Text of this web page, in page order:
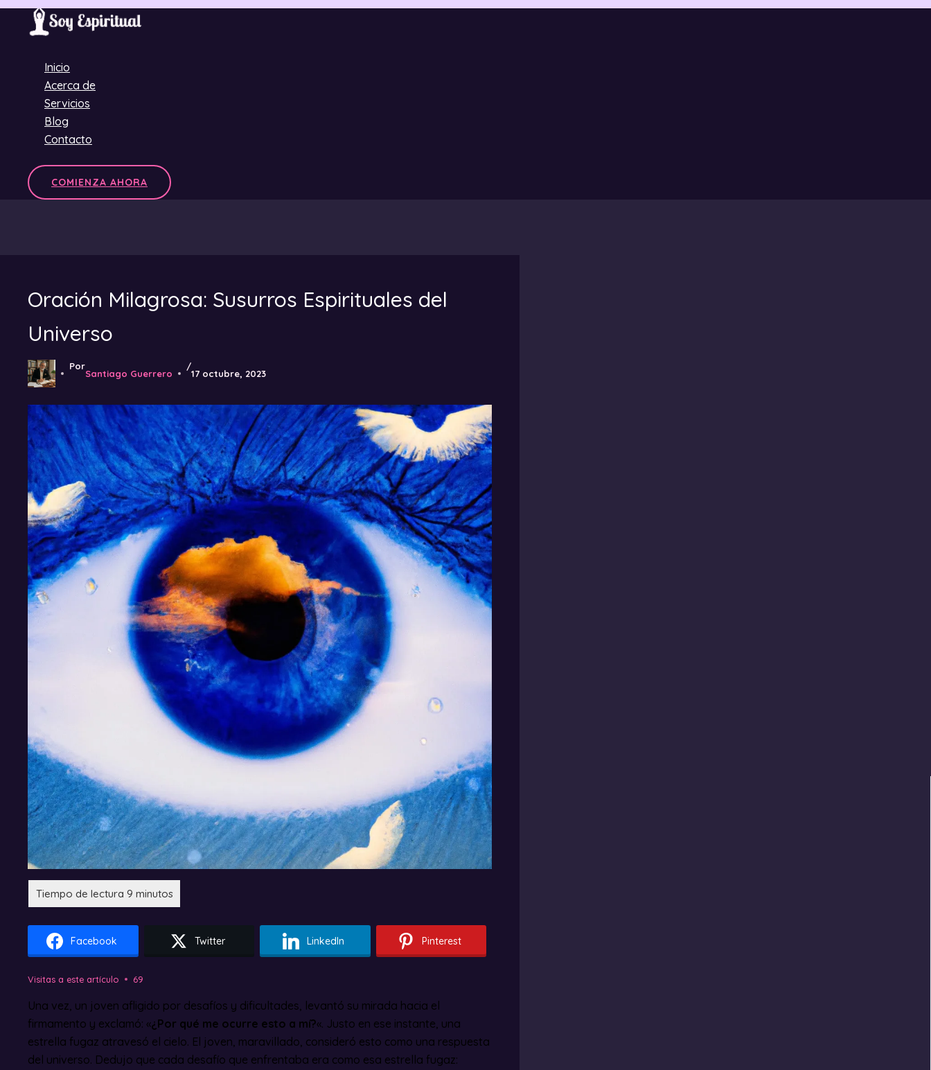
Ir
Inicio
Acerca de
Servicios
Blog
Contacto
COMIENZA AHORA
Oración Milagrosa: Susurros Espirituales del
Universo
Por
Santiago Guerrero
/
17 octubre, 2023
Facebook Twitter LinkedIn Pinterest
Visitas a este artículo 69
Una vez, un joven afligido por desafíos y dificultades, levantó su mirada hacia el
firmamento y exclamó: «¿Por qué me ocurre esto a mí?«. Justo en ese instante, una
estrella fugaz atravesó el cielo. El joven, maravillado, consideró esto como una respuesta
del universo. Dedujo que cada desafío que enfrentaba era como esa estrella fugaz: